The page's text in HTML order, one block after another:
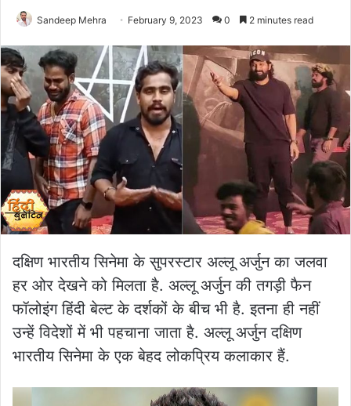
Sandeep Mehra February 9, 2023 0 2 minutes read
दक्षिण भारतीय सिनेमा के सुपरस्टार अल्लू अर्जुन का जलवा
हर ओर देखने को मिलता है. अल्लू अर्जुन की तगड़ी फैन
फॉलोइंग हिंदी बेल्ट के दर्शकों के बीच भी है. इतना ही नहीं
उन्हें विदेशों में भी पहचाना जाता है. अल्लू अर्जुन दक्षिण
भारतीय सिनेमा के एक बेहद लोकप्रिय कलाकार हैं.